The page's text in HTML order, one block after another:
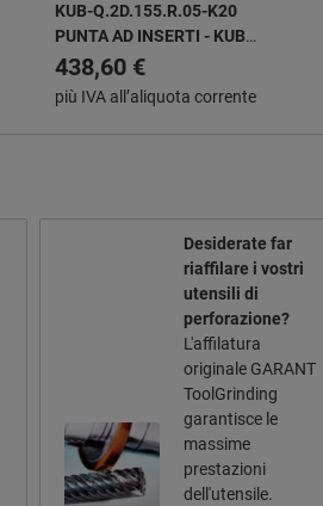
KUB-Q.2D.155.R.05-K20
PUNTA AD INSERTI - KUB
QUATRON
438,60 €
più IVA all’aliquota corrente
Desiderate far
riaffilare i vostri
utensili di
perforazione?
L'affilatura
originale GARANT
ToolGrinding
garantisce le
massime
prestazioni
dell'utensile.